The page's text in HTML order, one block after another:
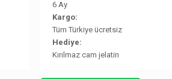
6 Ay
Kargo:
Tüm Türkiye ücretsiz
Hediye:
Kırılmaz cam jelatin